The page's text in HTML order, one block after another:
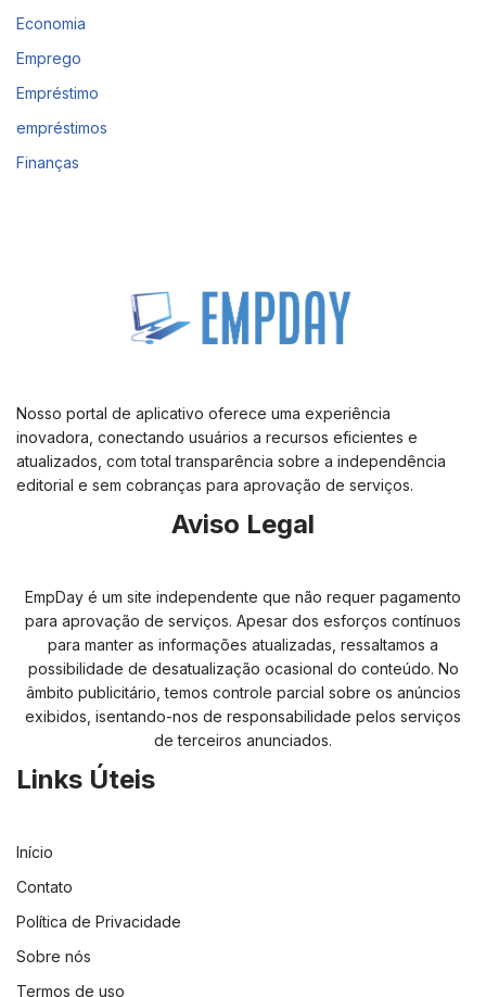
Economia
Emprego
Empréstimo
empréstimos
Finanças
Nosso portal de aplicativo oferece uma experiência
inovadora, conectando usuários a recursos eficientes e
atualizados, com total transparência sobre a independência
editorial e sem cobranças para aprovação de serviços.
Aviso Legal
EmpDay é um site independente que não requer pagamento
para aprovação de serviços. Apesar dos esforços contínuos
para manter as informações atualizadas, ressaltamos a
possibilidade de desatualização ocasional do conteúdo. No
âmbito publicitário, temos controle parcial sobre os anúncios
exibidos, isentando-nos de responsabilidade pelos serviços
de terceiros anunciados.
Links Úteis
Início
Contato
Política de Privacidade
Sobre nós
Termos de uso